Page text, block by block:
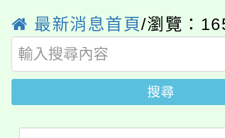
系所師生報名參加。
學籍身 分審查程序及
版
淨零綠領人才培育課程
公告本校115學年度第
代理(課)教師甄選結果
「2026金融保險知識
桃園市115學年度學生
最新消息首頁/瀏覽：
搜尋